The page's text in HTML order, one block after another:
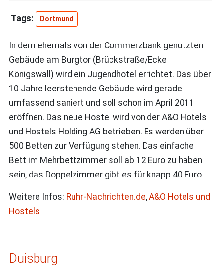
Dortmund
In dem ehemals von der Commerzbank genutzten
Gebäude am Burgtor (Brückstraße/Ecke
Königswall) wird ein Jugendhotel errichtet. Das über
10 Jahre leerstehende Gebäude wird gerade
umfassend saniert und soll schon im April 2011
eröffnen. Das neue Hostel wird von der A&O Hotels
und Hostels Holding AG betrieben. Es werden über
500 Betten zur Verfügung stehen. Das einfache
Bett im Mehrbettzimmer soll ab 12 Euro zu haben
sein, das Doppelzimmer gibt es für knapp 40 Euro.
Weitere Infos: Ruhr-Nachrichten.de, A&O Hotels und
Hostels
Duisburg